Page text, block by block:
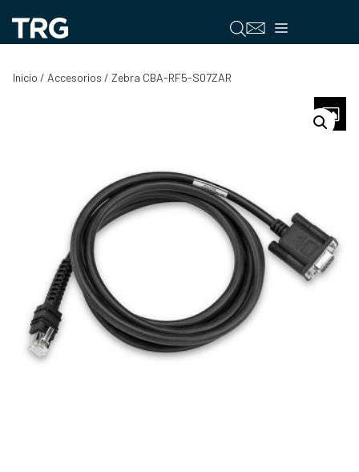
contenido
Menú
Inicio / Accesorios / Zebra CBA-RF5-S07ZAR